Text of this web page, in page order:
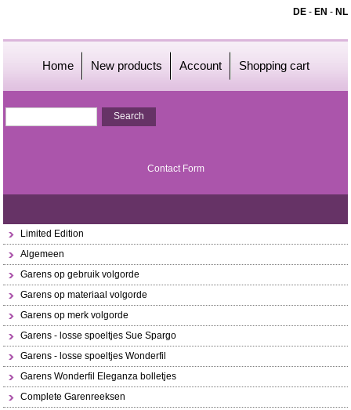
DE- EN - NL
Home New products Account Shopping cart
Contact Form
Limited Edition
Algemeen
Garens op gebruik volgorde
Garens op materiaal volgorde
Garens op merk volgorde
Garens - losse spoeltjes Sue Spargo
Garens - losse spoeltjes Wonderfil
Garens Wonderfil Eleganza bolletjes
Complete Garenreeksen